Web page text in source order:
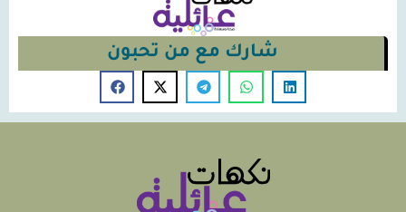
شارك مع من تحبون